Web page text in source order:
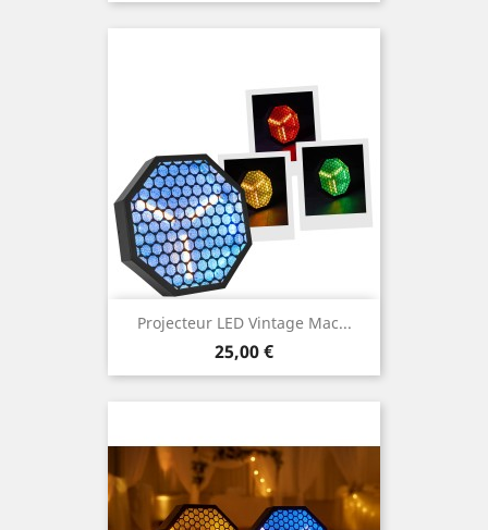
Projecteur LED Vintage Mac...
Prix
25,00 €